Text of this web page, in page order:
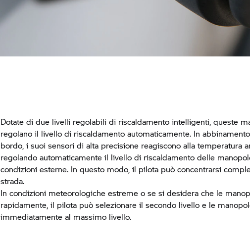
Dotate di due livelli regolabili di riscaldamento intelligenti, queste
regolano il livello di riscaldamento automaticamente. In
bordo, i suoi sensori di alta precisione reagiscono alla temperatura
regolando automaticamente il livello di riscaldamento delle
condizioni esterne. In questo modo, il pilota può concentrarsi
strada.
In condizioni meteorologiche estreme o se si desidera che le
rapidamente, il pilota può selezionare il secondo livello e le
immediatamente al massimo livello.